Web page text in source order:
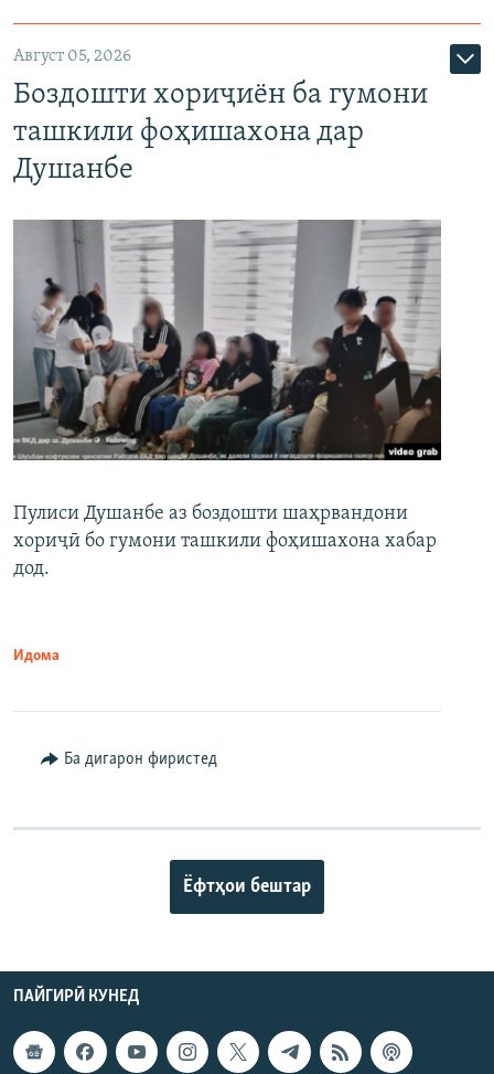
Август 05, 2026
Боздошти хориҷиён ба гумони
ташкили фоҳишахона дар
Душанбе
Пулиси Душанбе аз боздошти шаҳрвандони
хориҷӣ бо гумони ташкили фоҳишахона хабар
дод.
Идома
Ба дигарон фиристед
Ёфтҳои бештар
ПАЙГИРӢ КУНЕД